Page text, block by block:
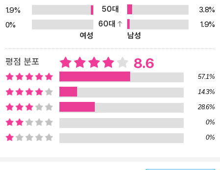
1.9% 50대
3.8%
0%
60대
1.9%
여성
남성
평점 분포 8.6
57.1%
14.3%
28.6%
0%
0%